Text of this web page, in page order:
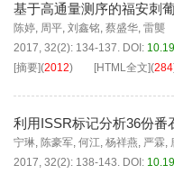
基于高通量测序的福安刺
陈婷, 周平, 刘鑫铭, 蔡盛华, 雷龑
2017, 32(2): 134-137. DOI:
[摘要](2012) [HTML全文](284
利用ISSR标记分析36份番
宁琳, 陈豪军, 何江, 杨祥燕, 严霖,
2017, 32(2): 138-143. DOI: